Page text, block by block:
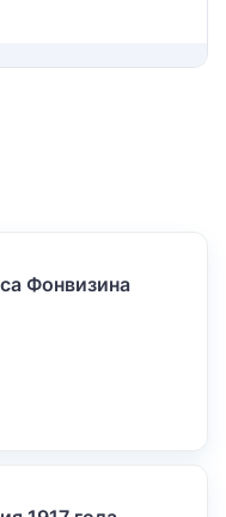
Фонвизина